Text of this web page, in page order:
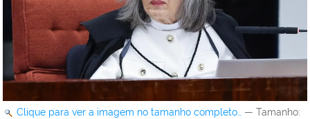
Clique para ver a imagem no tamanho completo… — Tamanho: